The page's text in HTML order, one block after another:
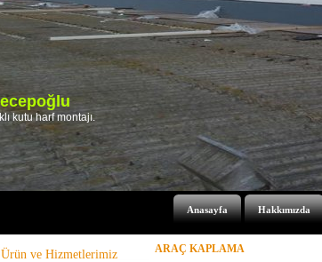
Anasayfa Hakkımızda
Ürün ve Hizmetlerimiz ARAÇ KAPLAMA